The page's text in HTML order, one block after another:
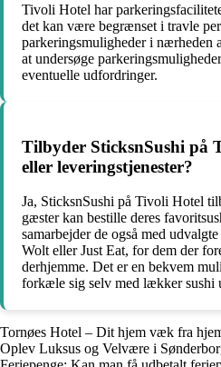
Tivoli Hotel har
det kan være begrænset i travle
parkeringsmuligheder i nærheden
at undersøge
eventuelle udfordringer.
Tilbyder SticksnSushi på
eller leveringstjenester?
Ja, SticksnSushi på Tivoli Hotel
gæster kan bestille deres
samarbejder de også med
Wolt eller Just Eat, for dem der
derhjemme. Det er en bekvem
forkæle sig selv med lækker sushi
Tornøes Hotel – Dit hjem væk fra
Oplev Luksus og Velvære i